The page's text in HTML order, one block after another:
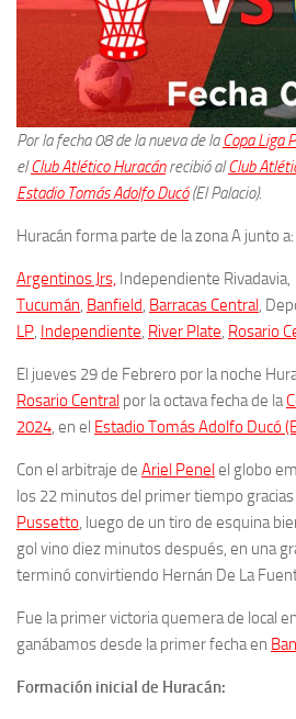
Por la fecha 08 de la nueva de laCopa Liga
elClub Atlético Huracánrecibió alClub
Estadio Tomás Adolfo Ducó(El Palacio).
Huracán forma parte de la zona A junto a:
Argentinos Jrs, Independiente Rivadavia,
Tucumán, Banfield, Barracas Central,
LP, Independiente, River Plate, Rosario
El jueves 29 de Febrero por la noche
Rosario Central por la octava fecha de la
2024, en el Estadio Tomás Adolfo Ducó
Con el arbitraje de Ariel Penelel globo
los 22 minutos del primer tiempo gracias
Pussetto, luego de un tiro de esquina
gol vino diez minutos después, en una
terminó convirtiendo Hernán De La
Fue la primer victoria quemera de local
ganábamos desde la primer fecha en
Formación inicial de Huracán: